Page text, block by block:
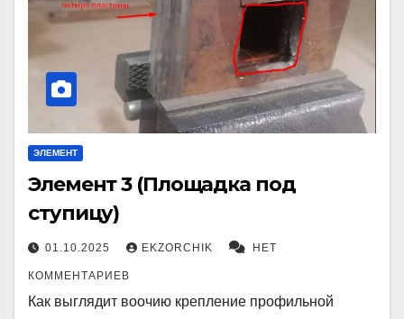
ЭЛЕМЕНТ
Элемент 3 (Площадка под
ступицу)
01.10.2025 EKZORCHIK НЕТ
КОММЕНТАРИЕВ
Как выглядит воочию крепление профильной